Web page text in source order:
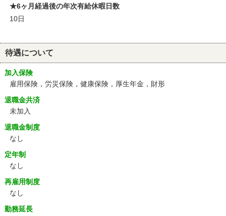
★6ヶ月経過後の年次有給休暇日数
10日
待遇について
加入保険
雇用保険，労災保険，健康保険，厚生年金，財形
退職金共済
未加入
退職金制度
なし
定年制
なし
再雇用制度
なし
勤務延長